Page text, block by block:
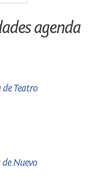
agenda
de Teatro
de Nuevo